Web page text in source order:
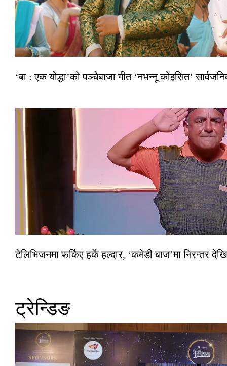
‘बा : एक योद्धा’को पञ्चेबाजा गीत ‘नभन्नू कोइसित’
टेलिभिजनमा फर्किए हर्के हल्दार, ‘कमेडी बाज’मा निरन्तर
ट्रेन्डिङ